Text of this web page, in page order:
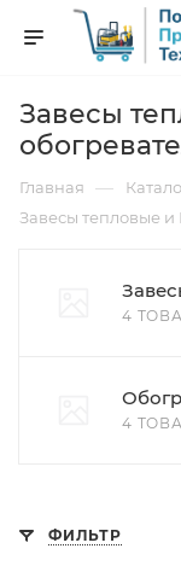
Завесы
Главная —
Завесы тепловые
4
4
ФИЛЬТР